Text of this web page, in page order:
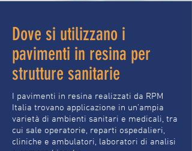
Dove si utilizzano i
pavimenti in resina per
strutture sanitarie
I pavimenti in resina realizzati da RPM
Italia trovano applicazione in un’ampia
varietà di ambienti sanitari e medicali, tra
cui sale operatorie, reparti ospedalieri,
cliniche e ambulatori, laboratori di analisi